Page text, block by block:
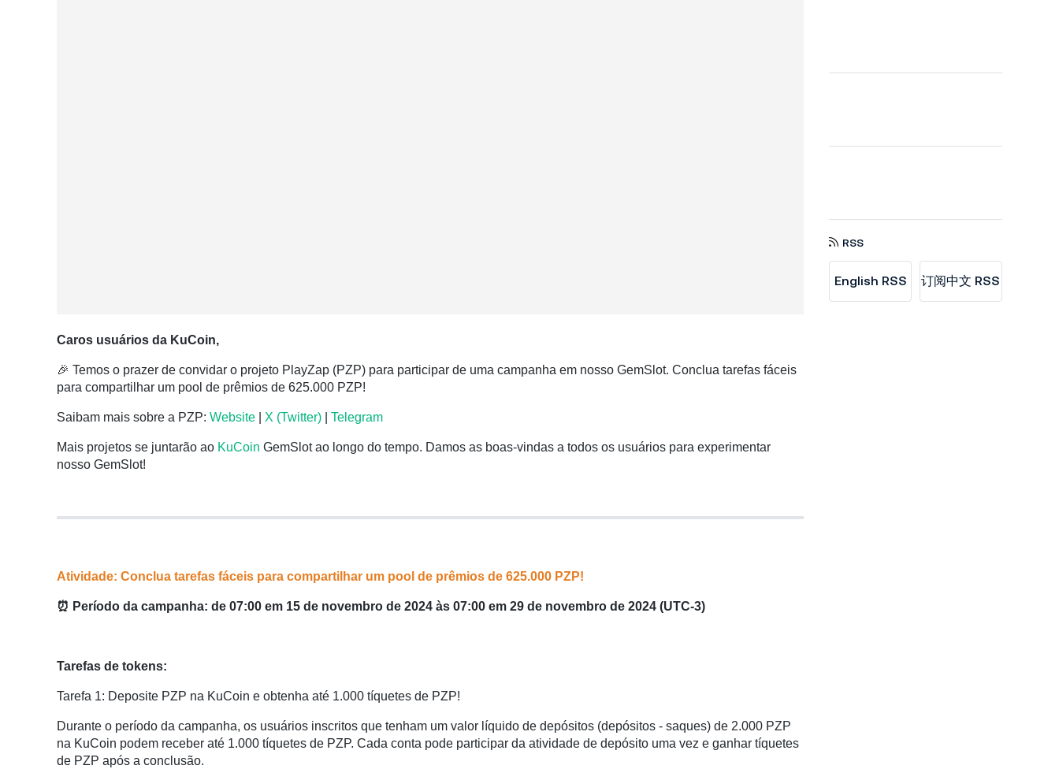
Caros usuários da KuCoin,
🎉 Temos o prazer de convidar o projeto PlayZap (PZP) para participar de uma campanha em nosso GemSlot. Conclua tarefas fáceis
para compartilhar um pool de prêmios de 625.000 PZP!
Saibam mais sobre a PZP: Website X (Twitter) Telegram
Mais projetos se juntarão ao KuCoin GemSlot ao longo do tempo. Damos as boas-vindas a todos os usuários para experimentar
nosso GemSlot!
Atividade: Conclua tarefas fáceis para compartilhar um pool de prêmios de 625.000 PZP!
⏰ Período da campanha: de 07:00 em 15 de novembro de 2024 às 07:00 em 29 de novembro de 2024 (UTC-3)
Tarefas de tokens:
Tarefa 1: Deposite PZP na KuCoin e obtenha até 1.000 tíquetes de PZP!
Durante o período da campanha, os usuários inscritos que tenham um valor líquido de depósitos (depósitos - saques) de 2.000 PZP
na KuCoin podem receber até 1.000 tíquetes de PZP. Cada conta pode participar da atividade de depósito uma vez e ganhar tíquetes
de PZP após a conclusão.
RSS
English RSS 订阅中文 RSS